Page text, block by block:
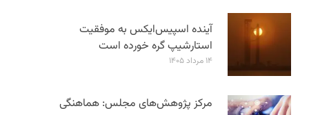
آینده اسپیس‌ایکس به موفقیت
استارشیپ گره خورده است
۱۴ مرداد ۱۴۰۵
مرکز پژوهش‌های مجلس: هماهنگی